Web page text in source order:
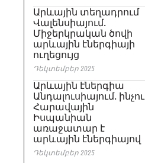
Արևային տեղադրում
Վալենսիայում.
Միջերկրական ծովի
արևային էներգիայի
ուղեցույց
Դեկտեմբեր 2025
Արևային էներգիա
Անդալուսիայում. ինչու
Հարավային
Իսպանիան
առաջատար է
արևային էներգիայով
Դեկտեմբեր 2025